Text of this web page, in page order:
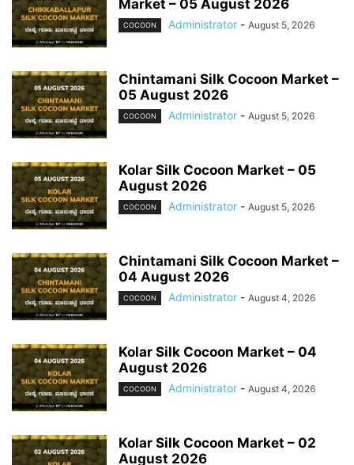
Market – 05 August 2026
COCOON Administrator - August 5, 2026
Chintamani Silk Cocoon Market –
05 August 2026
COCOON Administrator - August 5, 2026
Kolar Silk Cocoon Market – 05
August 2026
COCOON Administrator - August 5, 2026
Chintamani Silk Cocoon Market –
04 August 2026
COCOON Administrator - August 4, 2026
Kolar Silk Cocoon Market – 04
August 2026
COCOON Administrator - August 4, 2026
Kolar Silk Cocoon Market – 02
August 2026